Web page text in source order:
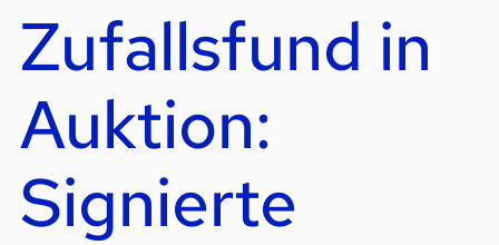
Zufallsfund in
Auktion:
Signierte